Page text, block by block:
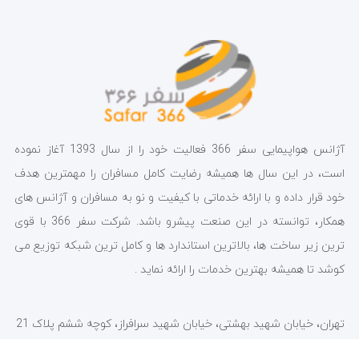
آژانس هواپیمایی سفر 366 فعالیت خود را از سال 1393 آغاز نموده
است، در این سال ها همیشه رضایت کامل مسافران را مهمترین هدف
خود قرار داده و با ارائه خدماتی با کیفیت و نو به مسافران و آژانس های
همکار، توانسته در این صنعت پیشرو باشد. شرکت سفر 366 با قوی
ترین زیر ساخت ها، بالاترین استاندارد ها و کامل ترین شبکه توزیع می
کوشد تا همیشه بهترین خدمات را ارائه نماید .
تهران، خیابان شهید بهشتی، خیابان شهید سرافراز، کوچه ششم پلاک 21